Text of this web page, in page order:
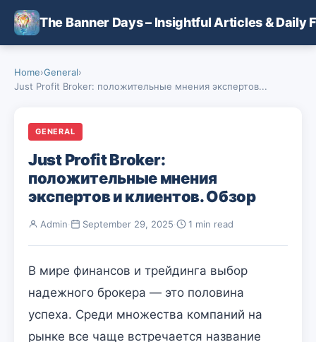
Skip to main content
The Banner Days – Insightful Articles & Daily
Home›General›
Just Profit Broker: положительные мнения экспертов...
GENERAL
Just Profit Broker:
положительные мнения
экспертов и клиентов. Обзор
Admin September 29, 2025 1 min read
В мире финансов и трейдинга выбор
надежного брокера — это половина
успеха. Среди множества компаний на
рынке все чаще встречается название